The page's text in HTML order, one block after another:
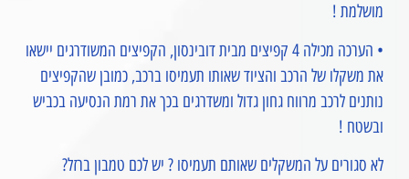
מושלמת !
• הערכה מכילה 4 קפיצים מבית דובינסון, הקפיצים המשודרגים יישאו
את משקלו של הרכב והציוד שאותו תעמיסו ברכב, כמובן שהקפיצים
נותנים לרכב מרווח גחון גדול ומשדרגים בכך את רמת הנסיעה בכביש
ובשטח !
לא סגורים על המשקלים שאותם תעמיסו ? יש לכם טמבון ברזל?